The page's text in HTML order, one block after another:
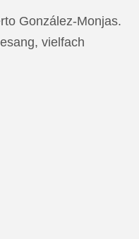
González-Monjas.
vielfach